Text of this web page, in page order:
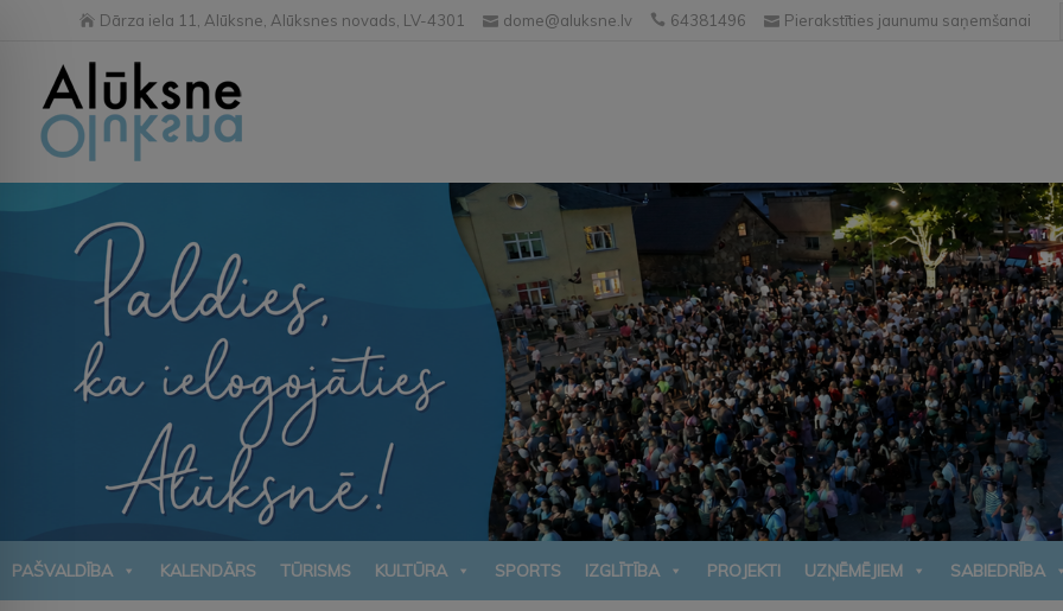
Dārza iela 11, Alūksne, Alūksnes novads, LV-4301 dome@aluksne.lv 64381496 Pierakstīties jaunumu saņemšanai
PAŠVALDĪBA KALENDĀRS TŪRISMS KULTŪRA SPORTS IZGLĪTĪBA PROJEKTI UZŅĒMĒJIEM SABIEDRĪBA